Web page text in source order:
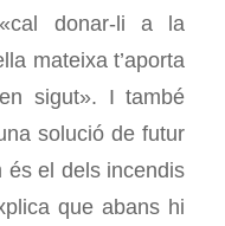
«cal donar-li a la
mateixa t’aporta
sigut». I també
solució de futur
és el dels incendis
que abans hi